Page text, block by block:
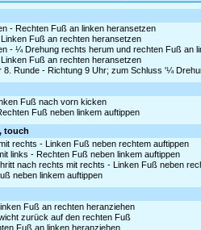
- Rechten Fuß an linken heransetzen
Fuß an rechten heransetzen
- ¼ Drehung rechts herum und rechten Fuß an
Fuß an rechten heransetzen
8. Runde - Richtung 9 Uhr; zum Schluss '¼
Fuß nach vorn kicken
Fuß neben linkem auftippen
touch
rechts - Linken Fuß neben rechtem auftippen
links - Rechten Fuß neben linkem auftippen
nach rechts mit rechts - Linken Fuß neben
neben linkem auftippen
Fuß an rechten heranziehen
zurück auf den rechten Fuß
Fuß an linken heranziehen